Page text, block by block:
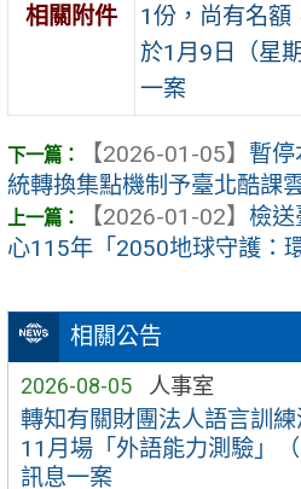
相關公告
2026-08-05 人事室
轉知有關財團法人語言訓
11月場「外語能力測驗」
訊息一案
相關附件
1份，尚有名額
於1月9日（星
一案
【2026-01-05】 暫
統轉換集點機制予臺北酷課
【2026-01-02】 檢送
心115年「2050地球守護：